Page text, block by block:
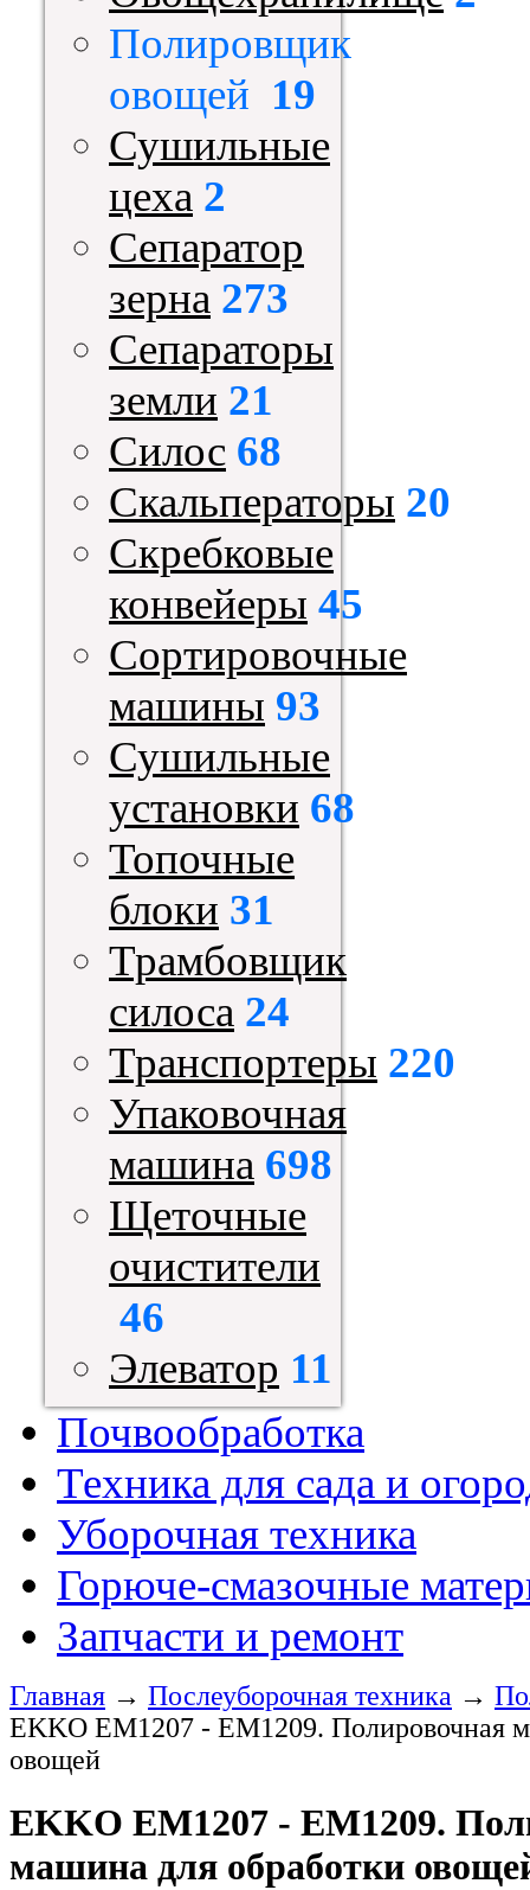
Полировщик
овощей 19
Сушильные
цеха 2
Сепаратор
зерна 273
Сепараторы
земли 21
Силос 68
Скальператоры 20
Скребковые
конвейеры 45
Сортировочные
машины 93
Сушильные
установки 68
Топочные
блоки 31
Трамбовщик
силоса 24
Транспортеры 220
Упаковочная
машина 698
Щеточные
очистители
46
Элеватор 11
Почвообработка
Техника для сада и
Уборочная техника
Горюче-смазочные
Запчасти и ремонт
Главная → Послеуборочная техника →
EKKO EM1207 - EM1209. Полировочная
овощей
EKKO EM1207 - EM1209.
машина для обработки